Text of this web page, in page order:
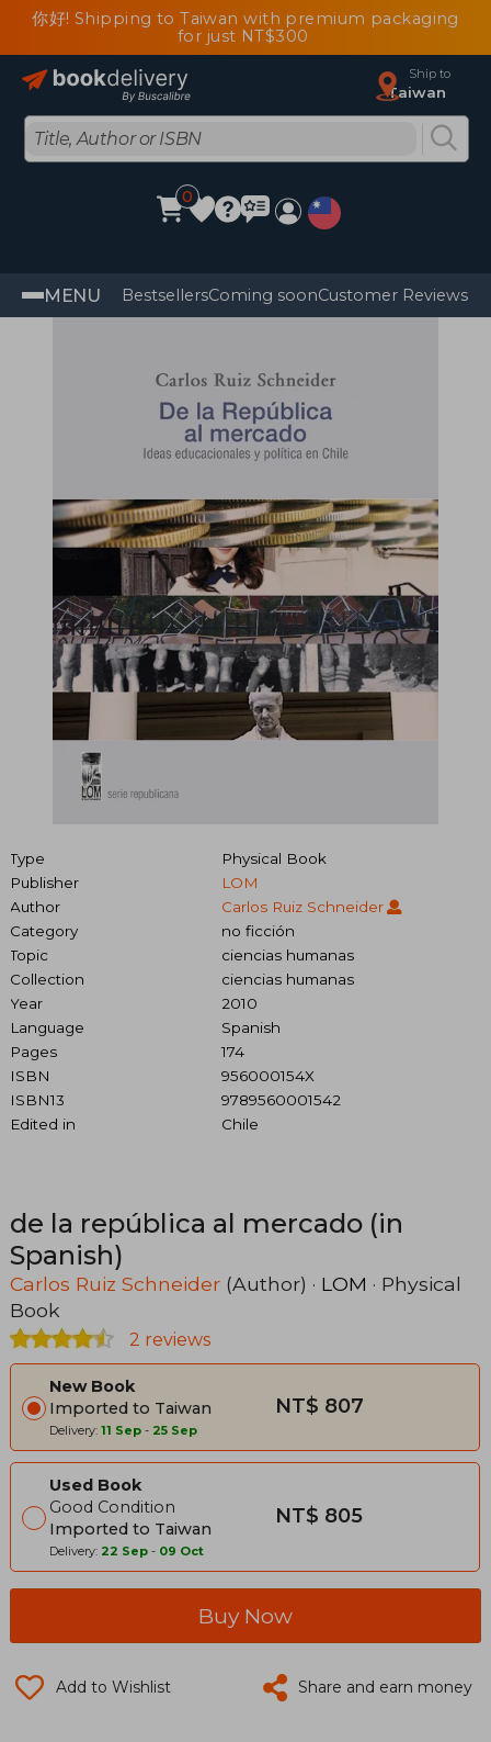
你好! Shipping to Taiwan with premium packaging
for just NT$300
Ship to
Taiwan
0
MENU BestsellersComing soonCustomer Reviews
Type
Physical Book
Publisher
LOM
Author
Carlos Ruiz Schneider
Category
no ficción
Topic
ciencias humanas
Collection
ciencias humanas
Year
2010
Language
Spanish
Pages
174
ISBN
956000154X
ISBN13
9789560001542
Edited in
Chile
de la república al mercado (in
Spanish)
Carlos Ruiz Schneider (Author) · LOM · Physical
Book
2 reviews
New Book
Imported to Taiwan
Delivery: 11 Sep - 25 Sep
NT$ 807
Used Book
Good Condition
Imported to Taiwan
Delivery: 22 Sep - 09 Oct
NT$ 805
Buy Now
Add to Wishlist Share and earn money